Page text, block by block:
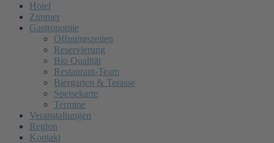
Hotel
Zimmer
Gastronomie
Öffnungszeiten
Reservierung
Bio Qualität
Restaurant-Team
Biergarten & Terasse
Speisekarte
Termine
Veranstaltungen
Region
Kontakt